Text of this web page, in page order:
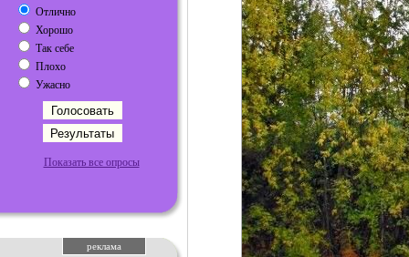
Отлично
Хорошо
Так себе
Плохо
Ужасно
Показать все опросы
реклама